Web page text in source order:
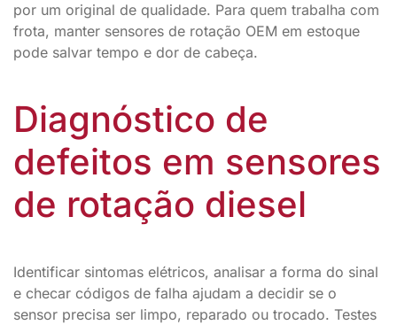
por um original de qualidade. Para quem trabalha com
frota, manter sensores de rotação OEM em estoque
pode salvar tempo e dor de cabeça.
Diagnóstico de
defeitos em sensores
de rotação diesel
Identificar sintomas elétricos, analisar a forma do sinal
e checar códigos de falha ajudam a decidir se o
sensor precisa ser limpo, reparado ou trocado. Testes